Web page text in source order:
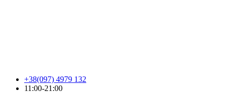
+38(097) 4979 132
11:00-21:00